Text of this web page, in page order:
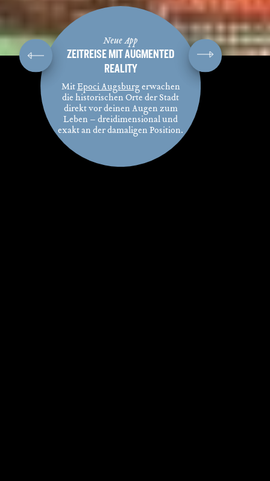
Neue App
ZEITREISE MIT AUGMENTED
REALITY
MitEpoci Augsburgerwachen
die historischen Orte der Stadt
direkt vor deinen Augen zum
Leben – dreidimensional und
exakt an der damaligen Position.